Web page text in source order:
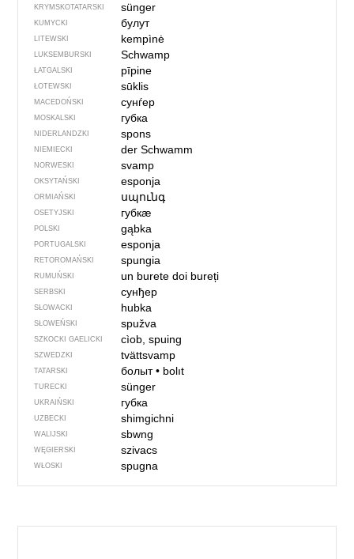
KRYMSKOTATARSKI sünger
KUMYCKI булут
LITEWSKI kempìnė
LUKSEMBURSKI Schwamp
ŁATGALSKI pīpine
ŁOTEWSKI sūklis
MACEDOŃSKI сунѓер
MOSKALSKI губка
NIDERLANDZKI spons
NIEMIECKI der Schwamm
NORWESKI svamp
OKSYTAŃSKI esponja
ORMIAŃSKI սպունգ
OSETYJSKI губкӕ
POLSKI gąbka
PORTUGALSKI esponja
RETOROMAŃSKI spungia
RUMUŃSKI un buretedoi bureți
SERBSKI сунђер
SŁOWACKI hubka
SŁOWEŃSKI spužva
SZKOCKI GAELICKI cìob, spuing
SZWEDZKI tvättsvamp
TATARSKI болыт• bolıt
TURECKI sünger
UKRAIŃSKI губка
UZBECKI shimgichni
WALIJSKI sbwng
WĘGIERSKI szivacs
WŁOSKI spugna